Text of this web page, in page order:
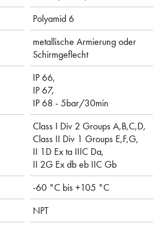
Polyamid 6
metallische Armierung oder
Schirmgeflecht
IP 66,
IP 67,
IP 68 - 5bar/30min
Class I Div 2 Groups A,B,C,D,
Class II Div 1 Groups E,F,G,
II 1D Ex ta IIIC Da,
II 2G Ex db eb IIC Gb
-60 °C bis +105 °C
NPT